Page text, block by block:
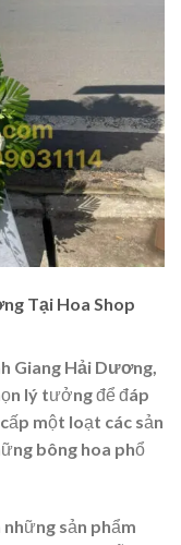
Tại Hoa Shop
Giang Hải Dương,
lý tưởng để đáp
một loạt các sản
bông hoa phổ
sản phẩm